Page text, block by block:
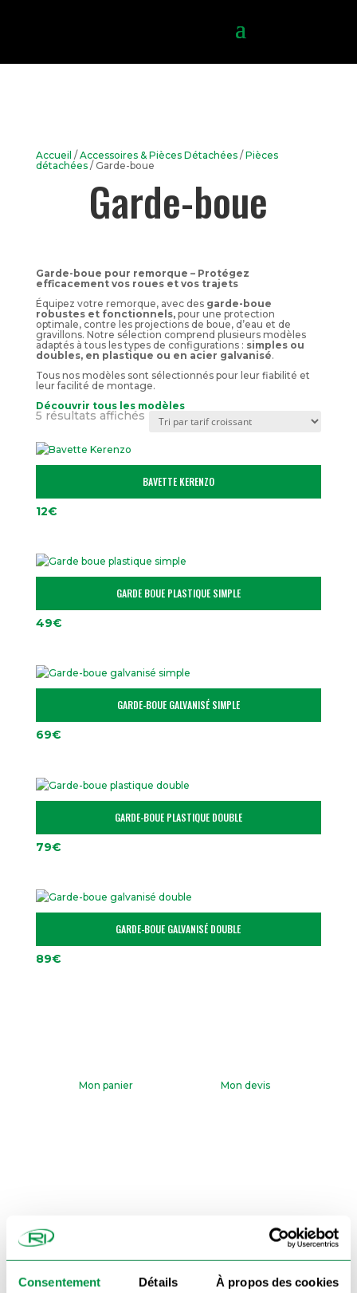
Consentement Détails À propos des cookies
Accueil / Accessoires & Pièces Détachées/ Pièces
détachées/ Garde-boue
Garde-boue
Garde-boue pour remorque – Protégez
efficacement vos roues et vos trajets
Équipez votre remorque, avec des garde-boue
robustes et fonctionnels,pour une protection
optimale, contre les projections de boue, d’eau et de
gravillons. Notre sélection comprend plusieurs modèles
adaptés à tous les types de configurations : simples ou
doubles, en plastique ou en acier galvanisé.
Tous nos modèles sont sélectionnés pour leur fiabilité et
leur facilité de montage.
Découvrir tous les modèles
5 résultats affichésTrié
par
BAVETTE KERENZO
12€
GARDE BOUE PLASTIQUE SIMPLE
49€
GARDE-BOUE GALVANISÉ SIMPLE
69€
GARDE-BOUE PLASTIQUE DOUBLE
79€
GARDE-BOUE GALVANISÉ DOUBLE
89€
Mon panier Mon devis